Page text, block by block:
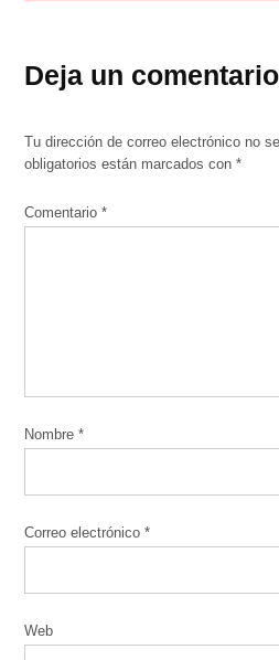
Deja un comentario
Tu dirección de correo electrónico no
obligatorios están marcados con*
Comentario*
Nombre*
Correo electrónico*
Web